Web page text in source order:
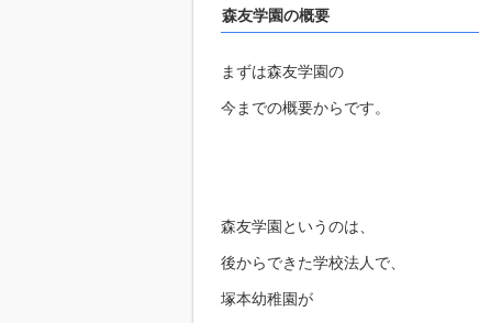
森友学園の概要
まずは森友学園の
今までの概要からです。
森友学園というのは、
後からできた学校法人で、
塚本幼稚園が